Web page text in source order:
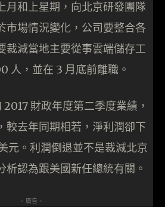
月和上星期，向北京研發團隊
市場情況變化，公司要整合各
裁減當地主要從事雲端儲存工
人，並在 3 月底前離職。
財政年度第二季度業績，
較去年同期相若，淨利潤卻下
元。利潤倒退並不是裁減北京
析認為跟美國新任總統有關。
- 廣告 -